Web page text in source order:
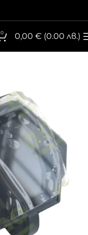
0 0,00 € (0.00 лв.)